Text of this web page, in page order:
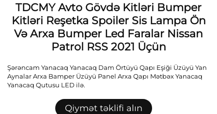
TDCMY Avto Gövdə Kitləri Bumper
Kitləri Reşetka Spoiler Sis Lampa Ön
Və Arxa Bumper Led Faralar Nissan
Patrol RSS 2021 Üçün
Şərəncam Yanacaq Yanacaq Dam Örtüyü Qapı Eşiği Üzüyü Yan
Aynalar Arxa Bamper Üzüyü Panel Arxa Qapı Mətbəx Yanacaq
Yanacaq Qutusu LED ilə.
Qiymət təklifi alın